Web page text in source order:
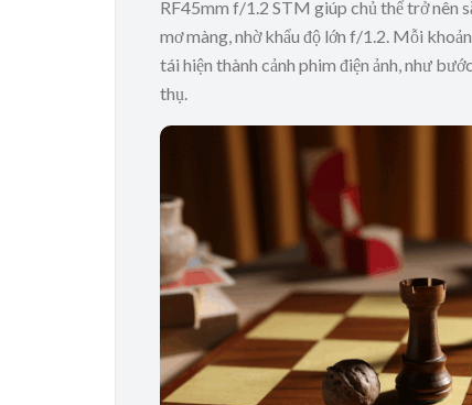
RF45mm f/1.2 STM giúp chủ thể trở nên
mơ màng, nhờ khẩu độ lớn f/1.2. Mỗi
tái hiện thành cảnh phim điện ảnh, như
thụ.